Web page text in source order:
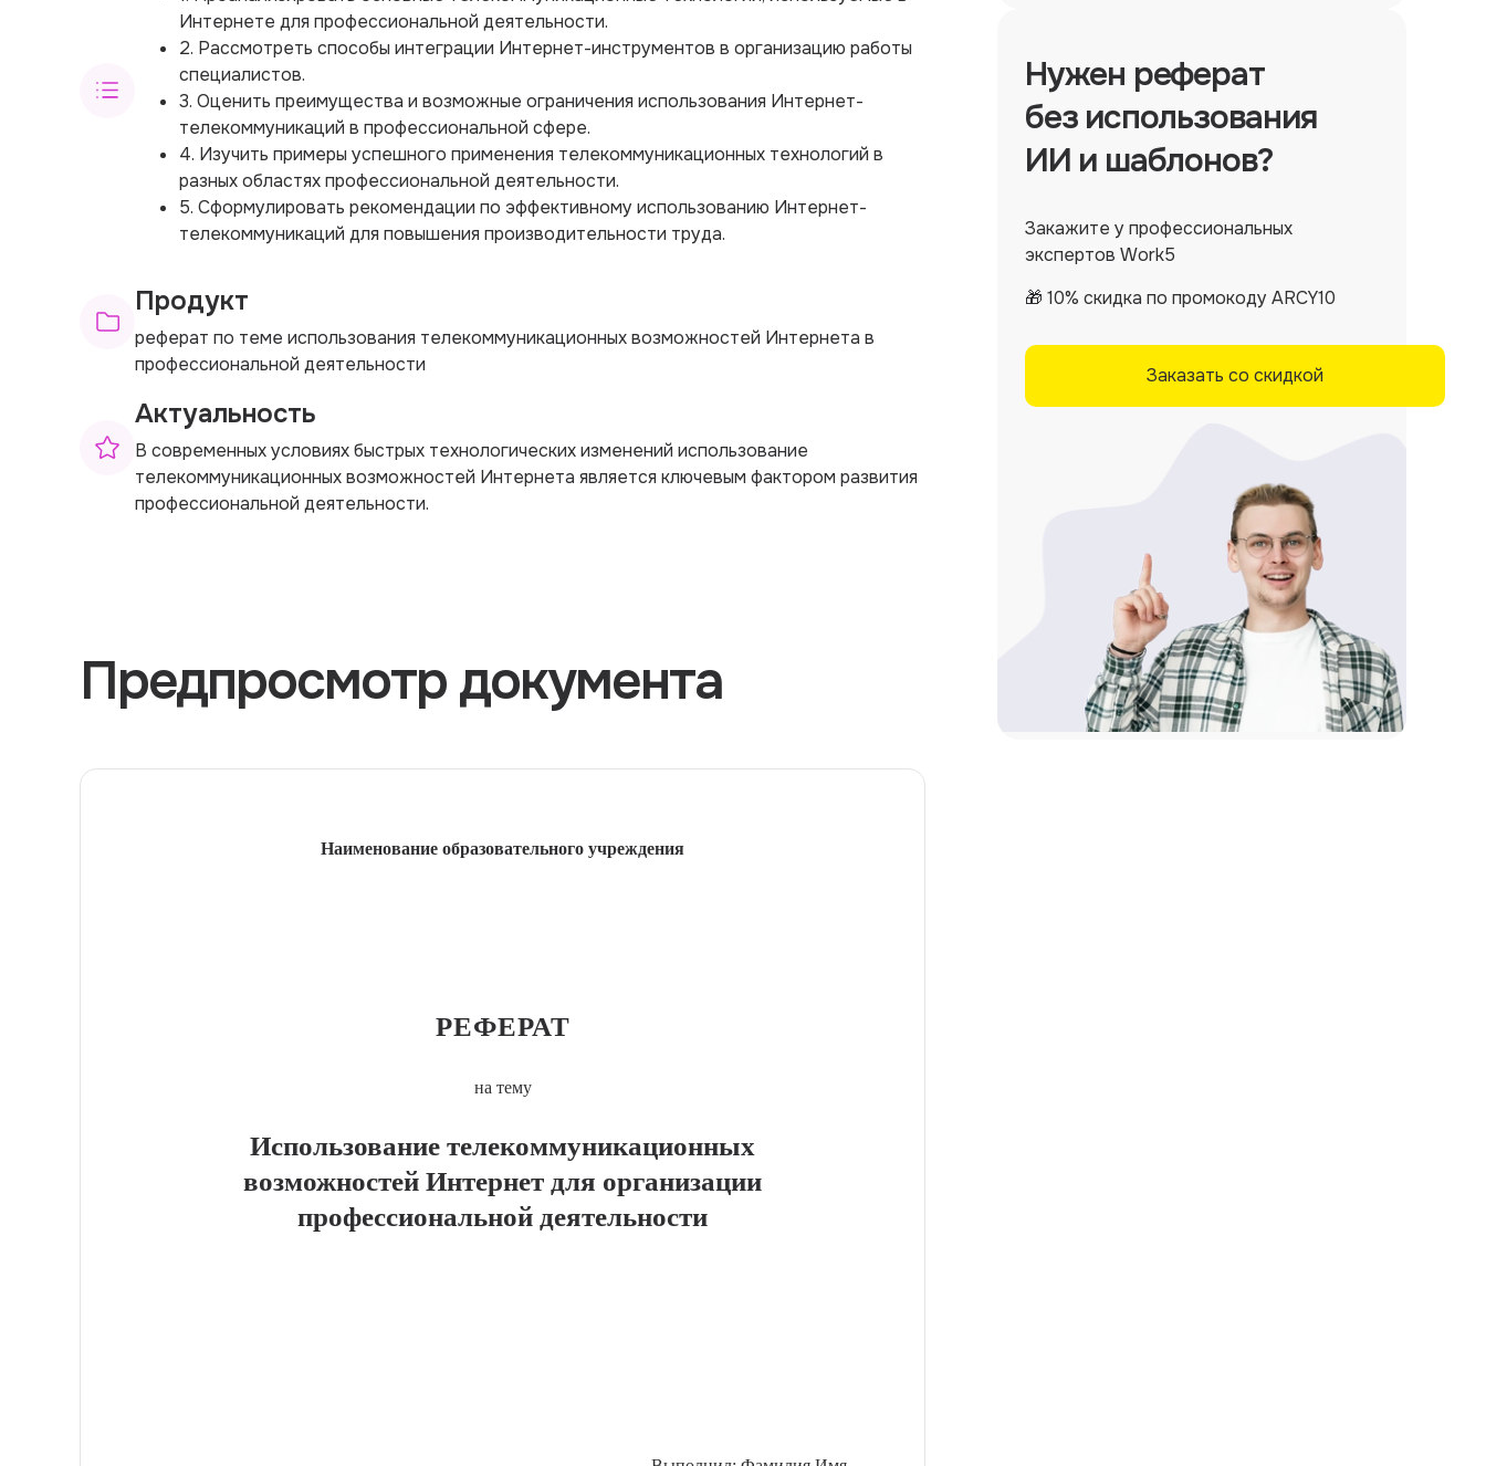
Интернете для профессиональной деятельности.
2. Рассмотреть способы интеграции Интернет-инструментов в организацию работы
специалистов.
3. Оценить преимущества и возможные ограничения использования Интернет-
телекоммуникаций в профессиональной сфере.
4. Изучить примеры успешного применения телекоммуникационных технологий в
разных областях профессиональной деятельности.
5. Сформулировать рекомендации по эффективному использованию Интернет-
телекоммуникаций для повышения производительности труда.
Продукт
реферат по теме использования телекоммуникационных возможностей Интернета в
профессиональной деятельности
Актуальность
В современных условиях быстрых технологических изменений использование
телекоммуникационных возможностей Интернета является ключевым фактором развития
профессиональной деятельности.
Предпросмотр документа
Наименование образовательного учреждения
РЕФЕРАТ
на тему
Использование телекоммуникационных
возможностей Интернет для организации
профессиональной деятельности
Нужен реферат
без использования
ИИ и шаблонов?
Закажите у профессиональных
экспертов Work5
🎁 10% скидка по промокоду ARCY10
Заказать со скидкой